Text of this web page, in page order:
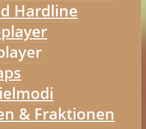
Hardline
& Fraktionen